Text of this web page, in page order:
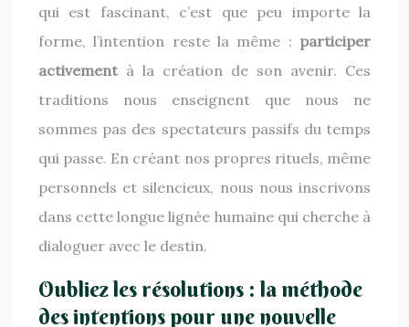
qui est fascinant, c’est que peu importe la
forme, l’intention reste la même : participer
activementà la création de son avenir. Ces
traditions nous enseignent que nous ne
sommes pas des spectateurs passifs du temps
qui passe. En créant nos propres rituels, même
personnels et silencieux, nous nous inscrivons
dans cette longue lignée humaine qui cherche à
dialoguer avec le destin.
Oubliez les résolutions : la méthode
des intentions pour une nouvelle